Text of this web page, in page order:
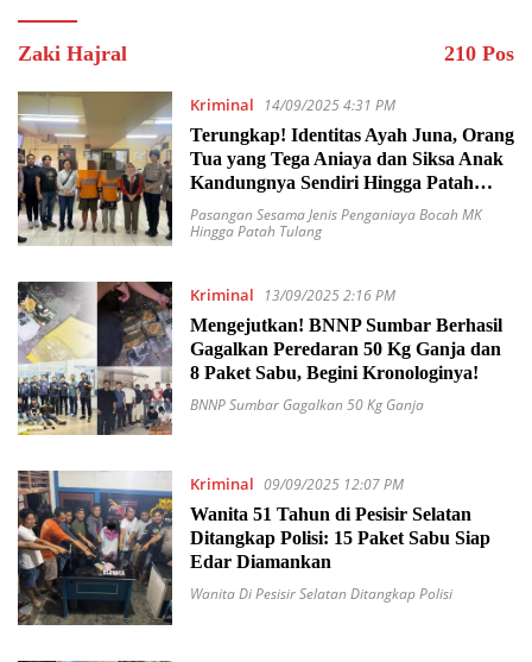
Zaki Hajral 210 Pos
Kriminal
14/09/2025 4:31 PM
Terungkap! Identitas Ayah Juna, Orang
Tua yang Tega Aniaya dan Siksa Anak
Kandungnya Sendiri Hingga Patah
Tulang
Pasangan Sesama Jenis Penganiaya Bocah MK
Hingga Patah Tulang
Kriminal
13/09/2025 2:16 PM
Mengejutkan! BNNP Sumbar Berhasil
Gagalkan Peredaran 50 Kg Ganja dan
8 Paket Sabu, Begini Kronologinya!
BNNP Sumbar Gagalkan 50 Kg Ganja
Kriminal 09/09/2025 12:07 PM
Wanita 51 Tahun di Pesisir Selatan
Ditangkap Polisi: 15 Paket Sabu Siap
Edar Diamankan
Wanita Di Pesisir Selatan Ditangkap Polisi